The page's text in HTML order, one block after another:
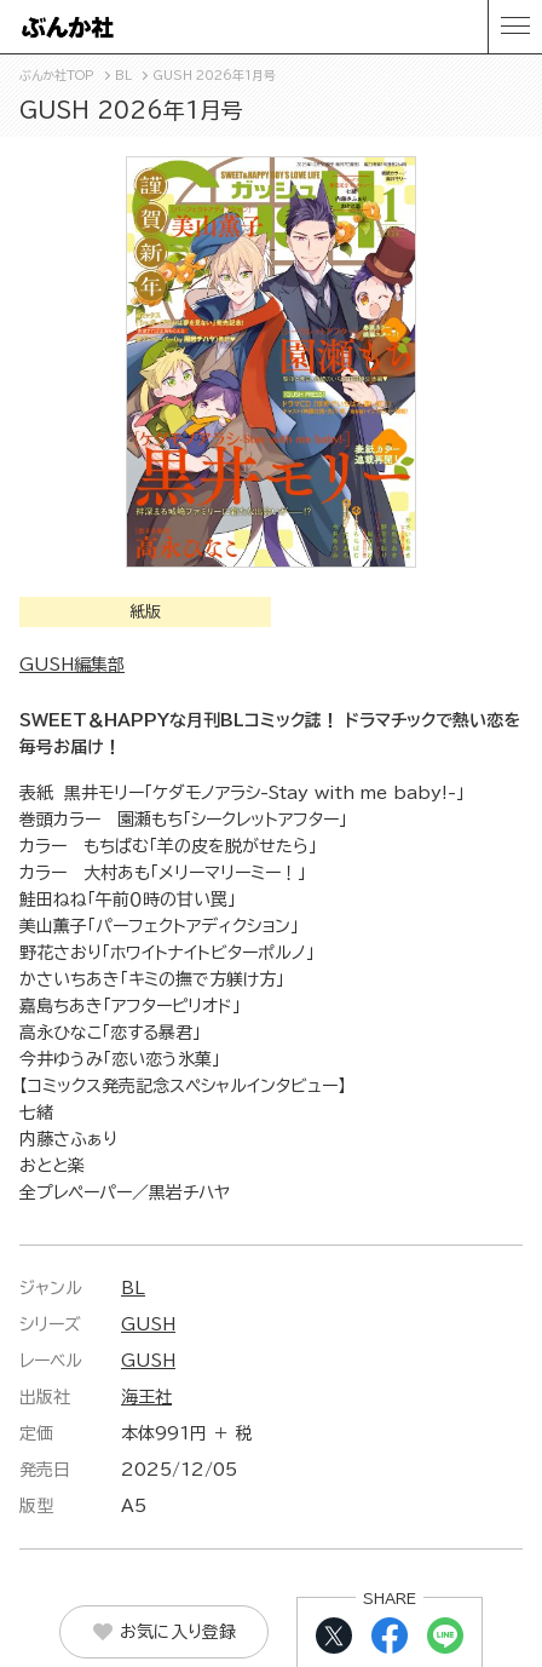
ぶんか社TOP BL GUSH 2026年1月号
GUSH 2026年1月号
紙版
GUSH編集部
SWEET＆HAPPYな月刊BLコミック誌！ ドラマチックで熱い恋を
毎号お届け！
表紙 黒井モリー「ケダモノアラシ-Stay with me baby!-」
巻頭カラー 園瀬もち「シークレットアフター」
カラー もちぱむ「羊の皮を脱がせたら」
カラー 大村あも「メリーマリーミー！」
鮭田ねね「午前０時の甘い罠」
美山薫子「パーフェクトアディクション」
野花さおり「ホワイトナイトビターポルノ」
かさいちあき「キミの撫で方躾け方」
嘉島ちあき「アフターピリオド」
高永ひなこ「恋する暴君」
今井ゆうみ「恋い恋う氷菓」
【コミックス発売記念スペシャルインタビュー】
七緒
内藤さふぁり
おとと楽
全プレペーパー／黒岩チハヤ
ジャンル BL
シリーズ GUSH
レーベル GUSH
出版社 海王社
定価 本体991円 ＋ 税
発売日 2025/12/05
版型 A5
お気に入り登録
SHARE